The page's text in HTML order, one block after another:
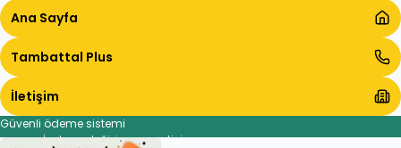
Ana Sayfa
Tambattal Plus
İletişim
Güvenli ödeme sistemi
İade ve değişim garantisi